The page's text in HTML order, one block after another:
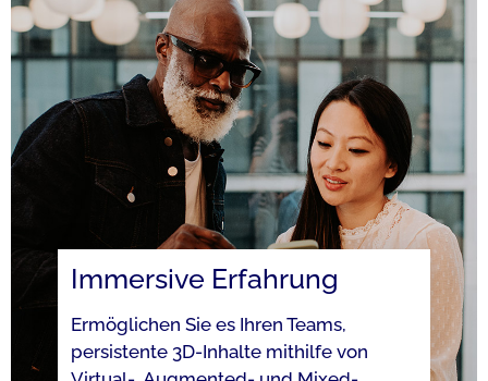
Immersive Erfahrung
Ermöglichen Sie es Ihren Teams,
persistente 3D-Inhalte mithilfe von